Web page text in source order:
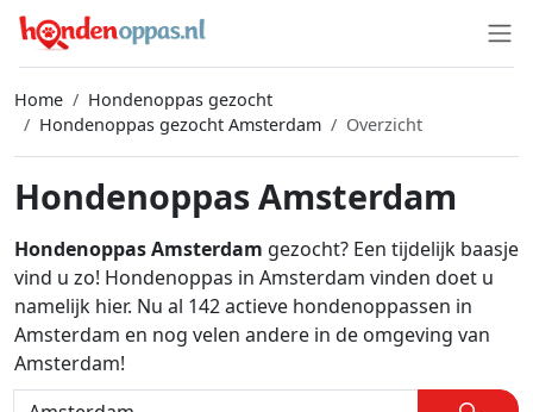
Home
Hondenoppas gezocht
Hondenoppas gezocht Amsterdam
Overzicht
Hondenoppas Amsterdam
Hondenoppas Amsterdam gezocht? Een tijdelijk baasje
vind u zo! Hondenoppas in Amsterdam vinden doet u
namelijk hier. Nu al 142 actieve hondenoppassen in
Amsterdam en nog velen andere in de omgeving van
Amsterdam!